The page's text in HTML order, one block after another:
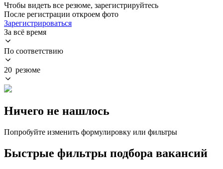
Чтобы видеть все резюме, зарегистрируйтесь
После регистрации откроем фото
Зарегистрироваться
За всё время
По соответствию
20 резюме
Ничего не нашлось
Попробуйте изменить формулировку или фильтры
Быстрые фильтры подбора вакансий